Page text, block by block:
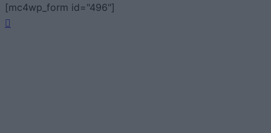
[mc4wp_form id="496"]